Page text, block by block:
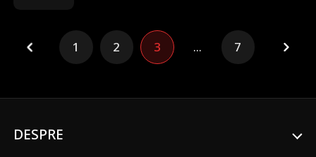
iar Terry pleacă, neștiind că Clara este
însărcinată. Ani mai târziu, el se întoarce cu
putere și bogăție, iar povestea lor de
dragoste începe din nou.
1 2 3 ... 7
DESPRE